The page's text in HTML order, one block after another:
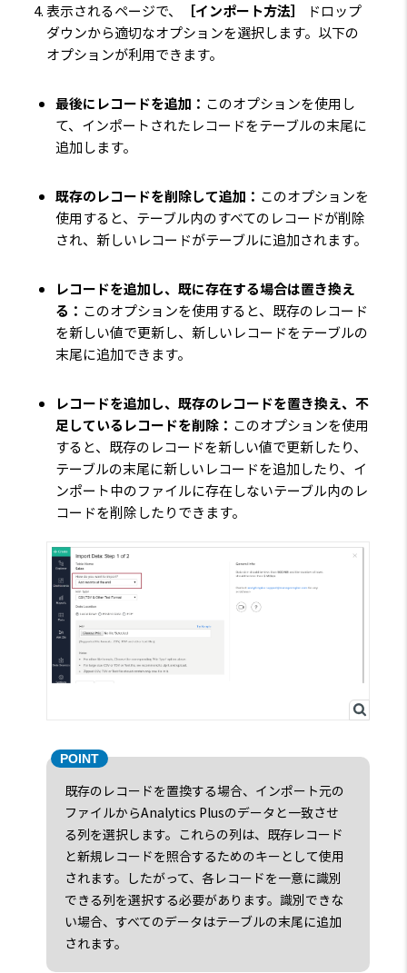
表示されるページで、 ［インポート方法］
ドロップ
ダウンから適切なオプションを選択します。以下の
オプションが利用できます。
最後にレコードを追加： このオプションを使用し
て、インポートされたレコードをテーブルの末尾に
追加します。
既存のレコードを削除して追加： このオプションを
使用すると、テーブル内のすべてのレコードが削除
され、新しいレコードがテーブルに追加されます。
レコードを追加し、既に存在する場合は置き換え
る： このオプションを使用すると、既存のレコード
を新しい値で更新し、新しいレコードをテーブルの
末尾に追加できます。
レコードを追加し、既存のレコードを置き換え、不
足しているレコードを削除： このオプションを使用
すると、既存のレコードを新しい値で更新したり、
テーブルの末尾に新しいレコードを追加したり、イ
ンポート中のファイルに存在しないテーブル内のレ
コードを削除したりできます。
既存のレコードを置換する場合、インポート元の
ファイルからAnalytics Plusのデータと一致させ
る列を選択します。これらの列は、既存レコード
と新規レコードを照合するためのキーとして使用
されます。したがって、各レコードを一意に識別
できる列を選択する必要があります。識別できな
い場合、すべてのデータはテーブルの末尾に追加
されます。